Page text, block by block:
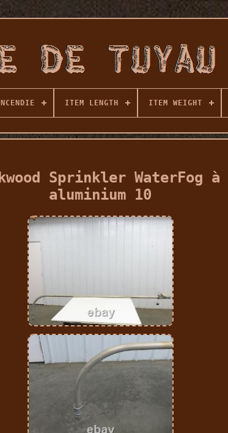
ITEM LENGTH ITEM WEIGHT
Sprinkler
aluminium 10